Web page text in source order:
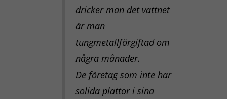
dricker man det vattnet
är man
tungmetallförgiftad om
några månader.
De företag som inte har
solida plattor i sina